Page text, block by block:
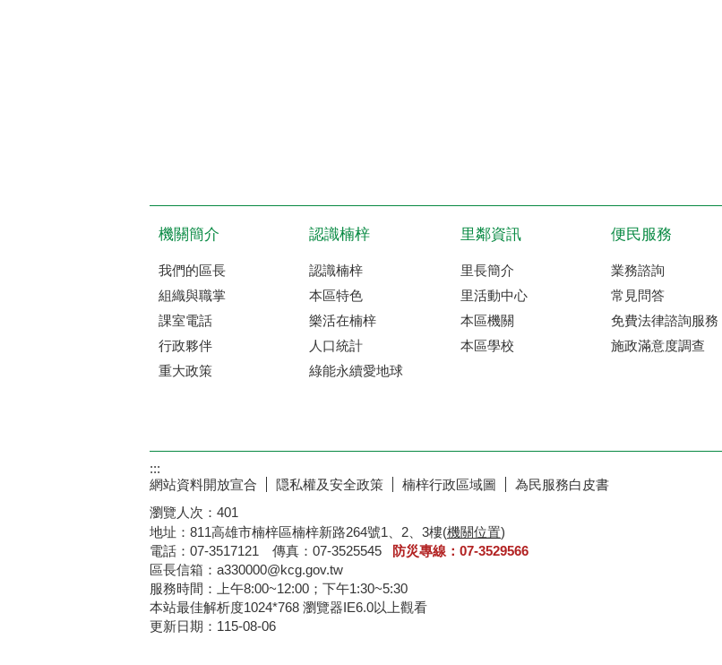
機關簡介
我們的區長
組織與職掌
課室電話
行政夥伴
重大政策
認識楠梓
認識楠梓
本區特色
樂活在楠梓
人口統計
綠能永續愛地球
里鄰資訊
里長簡介
里活動中心
本區機關
本區學校
便民服務
業務諮詢
常見問答
免費法律諮詢服務
施政滿意度調查
:::
網站資料開放宣合
隠私權及安全政策 楠梓行政區域圖
為民服務白皮書
瀏覽人次： 401
地址：811高雄市楠梓區楠梓新路264號1、2、3樓(機關位置)
電話：07-3517121 傳真：07-3525545
防災專線：07-3529566
區長信箱：a330000@kcg.gov.tw
服務時間：上午8:00~12:00；下午1:30~5:30
本站最佳解析度1024*768 瀏覽器IE6.0以上觀看
更新日期： 115-08-06